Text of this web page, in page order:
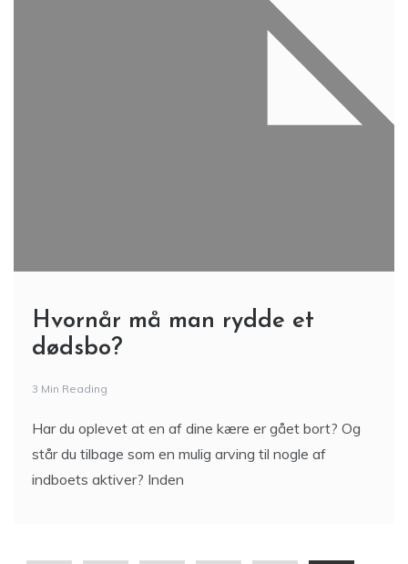
Hvornår må man rydde et
dødsbo?
3 Min Reading
Har du oplevet at en af dine kære er gået bort? Og
står du tilbage som en mulig arving til nogle af
indboets aktiver? Inden